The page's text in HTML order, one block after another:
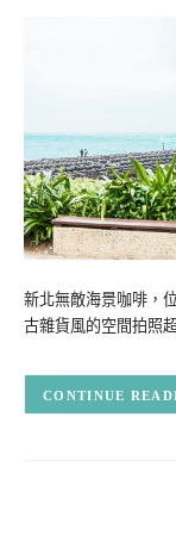
新北無敵海景咖啡，
古雜貨風的空間拍照
CONTINUE